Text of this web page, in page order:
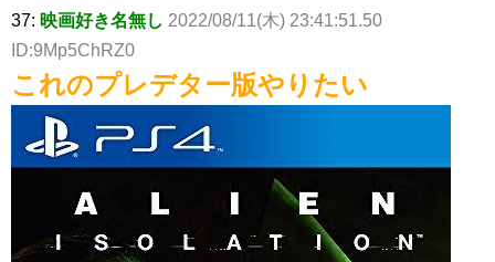
37: 映画好き名無し 2022/08/11(木) 23:41:51.50
ID:9Mp5ChRZ0
これのプレデター版やりたい